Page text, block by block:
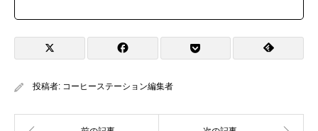
投稿者: コーヒーステーション編集者